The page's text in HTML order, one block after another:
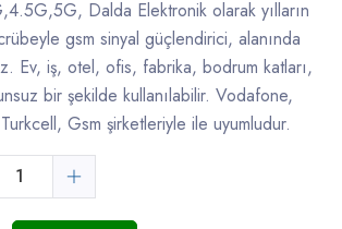
Dalda Elektronik olarak yılların
gsm sinyal güçlendirici, alanında
Ev, iş, otel, ofis, fabrika, bodrum katları,
bir şekilde kullanılabilir. Vodafone,
Gsm şirketleriyle ile uyumludur.